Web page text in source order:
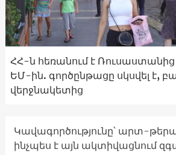
ՀՀ-ն հեռանում է
ԵՄ-ին. գործընթացը սկսվել է,
վերջնակետից
Կավագործությունը՝ արտ-
ինչպես է այն ակտիվացնում